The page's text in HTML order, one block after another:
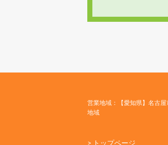
営業地域：【愛知県】名古
地域
> トップページ